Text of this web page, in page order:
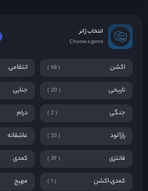
انتخاب ژانر
Choose a genre
اکشن 68 انتقامی
تاریخی 20 جنایی
جنگی 2 درام
رازآلود 33 عاشقانه
فانتزی 39 کمدی
کمدی،اکشن 1 مهیج